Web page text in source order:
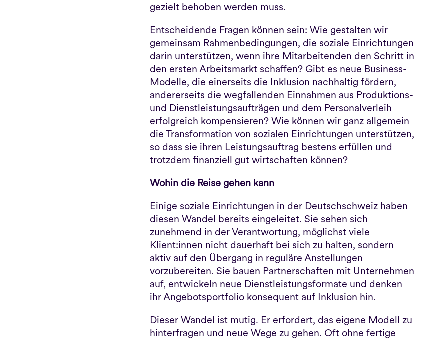
gezielt behoben werden muss.
Entscheidende Fragen können sein: Wie gestalten wir
gemeinsam Rahmenbedingungen, die soziale Einrichtungen
darin unterstützen, wenn ihre Mitarbeitenden den Schritt in
den ersten Arbeitsmarkt schaffen? Gibt es neue Business-
Modelle, die einerseits die Inklusion nachhaltig fördern,
andererseits die wegfallenden Einnahmen aus Produktions-
und Dienstleistungsaufträgen und dem Personalverleih
erfolgreich kompensieren? Wie können wir ganz allgemein
die Transformation von sozialen Einrichtungen unterstützen,
so dass sie ihren Leistungsauftrag bestens erfüllen und
trotzdem finanziell gut wirtschaften können?
Wohin die Reise gehen kann
Einige soziale Einrichtungen in der Deutschschweiz haben
diesen Wandel bereits eingeleitet. Sie sehen sich
zunehmend in der Verantwortung, möglichst viele
Klient:innen nicht dauerhaft bei sich zu halten, sondern
aktiv auf den Übergang in reguläre Anstellungen
vorzubereiten. Sie bauen Partnerschaften mit Unternehmen
auf, entwickeln neue Dienstleistungsformate und denken
ihr Angebotsportfolio konsequent auf Inklusion hin.
Dieser Wandel ist mutig. Er erfordert, das eigene Modell zu
hinterfragen und neue Wege zu gehen. Oft ohne fertige